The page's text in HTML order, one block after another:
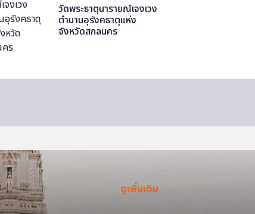
วัดพระธาตุนารายณ์เจงเวง
ตำนานอุรังคธาตุแห่ง
จังหวัดสกลนคร
ดูเพิ่มเติม